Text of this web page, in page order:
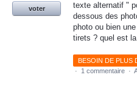
texte alternatif "
dessous des
photo ou bien
tirets ? quel est
voter
BESOIN DE PLUS
·
1 commentaire ·